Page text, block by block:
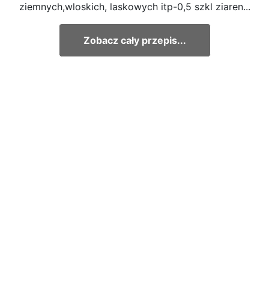
ziemnych,wloskich, laskowych itp-0,5 szkl ziaren...
Zobacz cały przepis...